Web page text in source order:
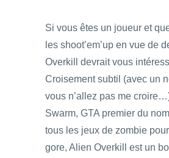
Si vous êtes un joueur et
les shoot’em’up en vue de
Overkill devrait vous
Croisement subtil (avec un
vous n’allez pas me
Swarm, GTA premier du
tous les jeux de zombie
gore, Alien Overkill est un